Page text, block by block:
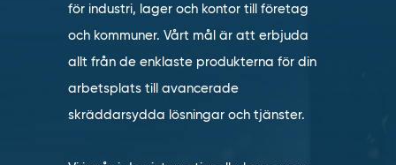
för industri, lager och kontor till företag
och kommuner. Vårt mål är att erbjuda
allt från de enklaste produkterna för din
arbetsplats till avancerade
skräddarsydda lösningar och tjänster.